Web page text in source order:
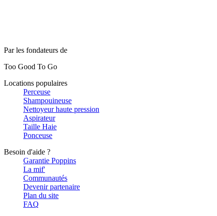
Par les fondateurs de
Too Good To Go
Locations populaires
Perceuse
Shampouineuse
Nettoyeur haute pression
Aspirateur
Taille Haie
Ponceuse
Besoin d'aide ?
Garantie Poppins
La mif'
Communautés
Devenir partenaire
Plan du site
FAQ